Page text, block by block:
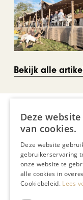
Bekijk alle
Deze
van cookies.
Deze website
gebruikerservaring
onze website te
alle cookies in
Cookiebeleid. Lees